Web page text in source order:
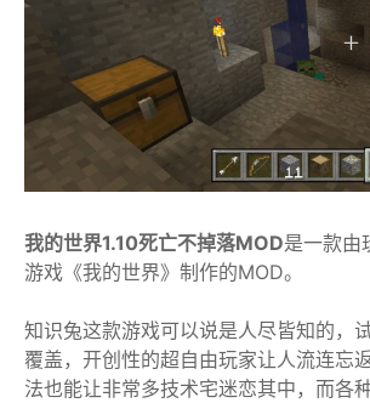
我的世界1.10死亡不掉落MOD是一款由
游戏《我的世界》制作的MOD。
知识兔这款游戏可以说是人尽皆知的，
覆盖，开创性的超自由玩家让人流连忘
法也能让非常多技术宅迷恋其中，而各